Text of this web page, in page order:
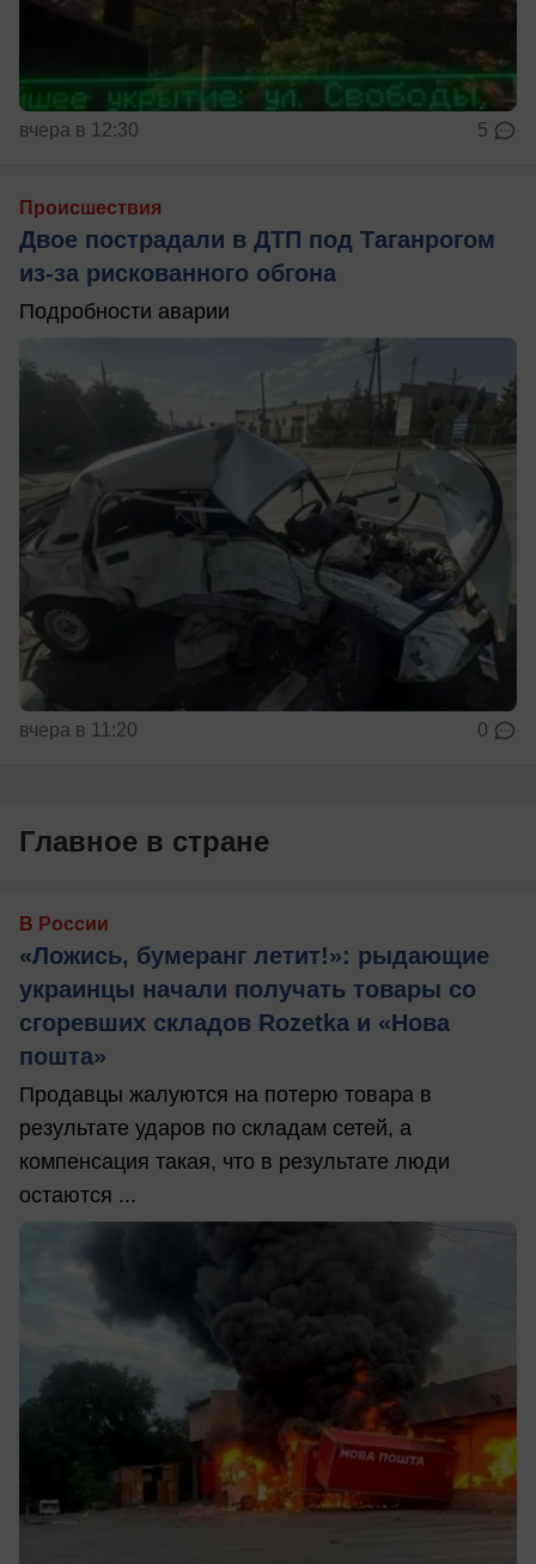
вчера в 12:30 5
Происшествия
Двое пострадали в ДТП под Таганрогом
из-за рискованного обгона
Подробности аварии
вчера в 11:20 0
Главное в стране
В России
«Ложись, бумеранг летит!»: рыдающие
украинцы начали получать товары со
сгоревших складов Rozetka и «Нова
пошта»
Продавцы жалуются на потерю товара в
результате ударов по складам сетей, а
компенсация такая, что в результате люди
остаются ...